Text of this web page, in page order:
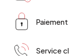
Service